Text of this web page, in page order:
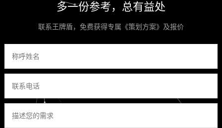
多一份参考，总有益处
联系王牌盾，免费获得专属《策划方案》及报价